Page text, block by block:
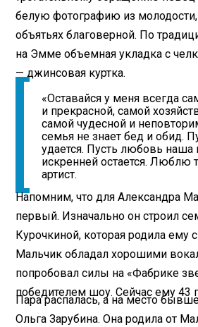
белую фотографию из молодости,
объятьях благоверной. По
на Эмме объемная укладка с
— джинсовая куртка.
«Оставайся у меня всегда
и прекрасной, самой
самой чудесной и
семья не знает бед и обид.
удается. Пусть любовь наша
искренней остается. Люблю
артист.
Напомним, что для Александра
первый. Изначально он строил
Курочкиной, которая родила ему
Мальчик обладал хорошими
попробовал силы на «Фабрике
победителем шоу. Сейчас ему 43
Пара распалась, а на место
Ольга Зарубина. Она родила от